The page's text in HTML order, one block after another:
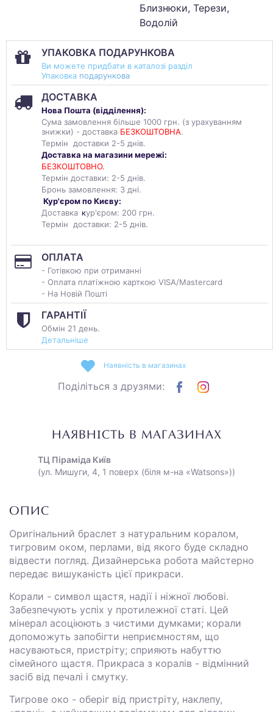
Близнюки, Терези,
Водолій
УПАКОВКА ПОДАРУНКОВА
Ви можете придбати в каталозі разділ
Упаковка подарункова
ДОСТАВКА
Нова Пошта (відділення):
Сума замовлення більше 1000 грн. (з урахуванням
знижки) - доставка БЕЗКОШТОВНА.
Термін доставки 2-5 днів.
Доставка на магазини мережі:
БЕЗКОШТОВНО.
Термін доставки: 2-5 днів.
Бронь замовлення: 3 дні.
Кур'єром по Києву:
Доставка кур'єром: 200 грн.
Термін доставки: 2-5 днів.
ОПЛАТА
- Готівкою при отриманні
- Оплата платіжною карткою VISA/Mastercard
- На Новій Пошті
ГАРАНТІЇ
Обмін 21 день.
Детальніше
Наявність в магазинах
Поділіться з друзями:
НАЯВНІСТЬ В МАГАЗИНАХ
ТЦ Піраміда Київ
(ул. Мишуги, 4, 1 поверх (біля м-на «Watsons»))
ОПИС
Оригінальний браслет з натуральним коралом,
тигровим оком, перлами, від якого буде складно
відвести погляд. Дизайнерська робота майстерно
передає вишуканість цієї прикраси.
Корали - символ щастя, надії і ніжної любові.
Забезпечують успіх у протилежної статі. Цей
мінерал асоціюють з чистими думками; корали
допоможуть запобігти неприємностям, що
насуваються, пристріту; сприяють набуттю
сімейного щастя. Прикраса з коралів - відмінний
засіб від печалі і смутку.
Тигрове око - оберіг від пристріту, наклепу,